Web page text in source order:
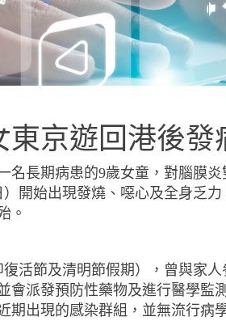
京遊回港後發
名長期病患的9歲女童，對腦膜
）開始出現發燒、噁心及全身乏
。
復活節及清明節假期），曾與家
會派發預防性藥物及進行醫學
期出現的感染群組，並無流行病